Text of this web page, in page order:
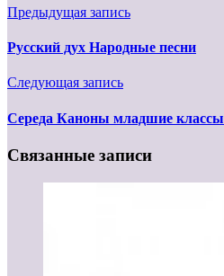
Предыдущая запись
Русский дух Народные песни
Следующая запись
Середа Каноны младшие классы
Связанные записи